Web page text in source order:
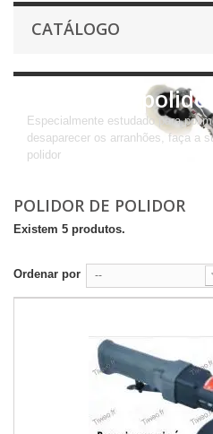
CATÁLOGO
Polidor de polidor
Especialmente estudado para
desaparecer os arranhões, faça a
polidor
POLIDOR DE POLIDOR
Existem 5 produtos.
Ordenar por --